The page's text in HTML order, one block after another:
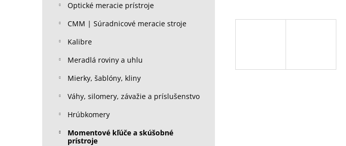
Optické meracie prístroje
CMM | Súradnicové meracie stroje
Kalibre
Meradlá roviny a uhlu
Mierky, šablóny, kliny
Váhy, silomery, závažie a príslušenstvo
Hrúbkomery
Momentové kľúče a skúšobné
prístroje